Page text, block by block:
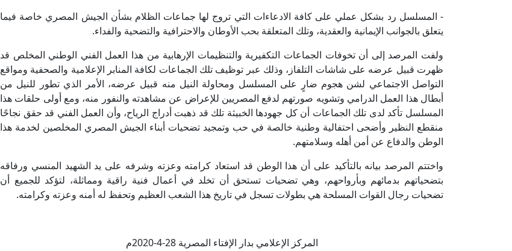
- المسلسل رد بشكل عملي على كافة الادعاءات التي تروج لها جماعات الظلام بشأن الجيش المصري خاصة فيما
يتعلق بالجوانب الإيمانية والعقدية، وتلك المتعلقة بحب الأوطان والاحترافية والتضحية والفداء.
ولفت المرصد إلى أن تخوفات الجماعات التكفيرية والتنظيمات الإرهابية من هذا العمل الفني الوطني المخلص قد
ظهرت قبيل عرضه على شاشات التلفاز، وذلك عبر توظيف تلك الجماعات لكافة المنابر الإعلامية والصحفية ومواقع
التواصل الاجتماعي لشن هجوم ضارٍ على المسلسل ومحاولة النيل منه قبيل عرضه، الأمر الذي تطور للنيل من
أبطال هذا العمل الدرامي وتشويه صورتهم لدفع المصريين للإعراض عن مشاهدته والنفور منه، ومع أولى حلقات هذا
المسلسل تأكد لدى تلك الجماعات أن كل جهودها الخبيثة تلك قد ذهبت أدراج الرياح، وأن العمل الفني قد حقق نجاحًا
منقطع النظير وأضحى احتفالية وطنية خالصة في حب وتمجيد تضحيات أبناء الجيش المصري المخلصين لخدمة هذا
الوطن والدفاع عن أمن أهله وسلامتهم.
واختتم المرصد بيانه بالتأكيد على أن هذا الوطن قد استعاد كرامته وعزته وشرفه على يد الشهيد المنسي ورفاقه
بتضحياتهم بدمائهم وبأرواحهم، وهي تضحيات تستحق أن تخلد في أعمال فنية راقية ومماثلة، لتؤكد للجميع أن
تضحيات رجال القوات المسلحة هي بطولات تسجل في تاريخ هذا الشعب العظيم وتحفظ له أمنه وعزته وكرامته.
المركز الإعلامي بدار الإفتاء المصرية 28-4-2020م